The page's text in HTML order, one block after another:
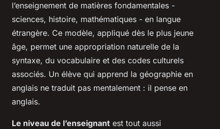
l’enseignement de matières fondamentales -
sciences, histoire, mathématiques - en langue
étrangère. Ce modèle, appliqué dès le plus jeune
âge, permet une appropriation naturelle de la
syntaxe, du vocabulaire et des codes culturels
associés. Un élève qui apprend la géographie en
anglais ne traduit pas mentalement : il pense en
anglais.
Le niveau de l’enseignant est tout aussi